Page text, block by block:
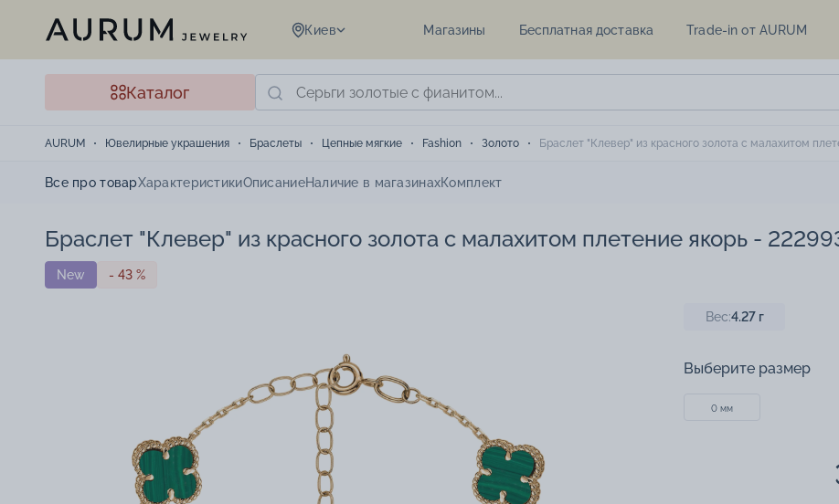
Киев Магазины Бесплатная доставка Trade-in от AURUM
Каталог
AURUM Ювелирные украшения Браслеты Цепные мягкие Fashion Золото Браслет "Клевер" из красного золота с малахитом
Все про товарХарактеристикиОписаниеНаличие в магазинахКомплект
Браслет "Клевер" из красного золота с малахитом плетение якорь -
New - 43 %
Вес:4.27г
Выберите размер
0 мм